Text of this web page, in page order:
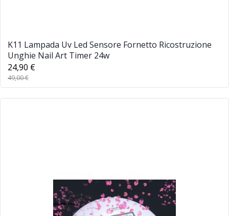
K11 Lampada Uv Led Sensore Fornetto Ricostruzione
Unghie Nail Art Timer 24w
24,90 €
49,00 €